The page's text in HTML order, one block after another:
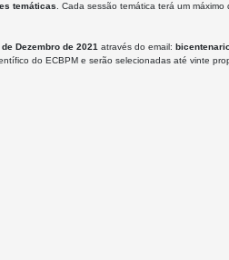
temáticas . Cada sessão temática terá um
de Dezembro de 2021 através do email:
do ECBPM e serão selecionadas até vinte